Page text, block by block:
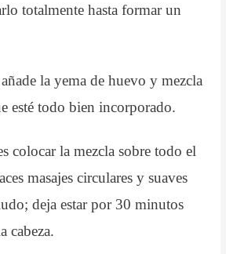
totalmente hasta formar un
la yema de huevo y mezcla
esté todo bien incorporado.
colocar la mezcla sobre todo el
masajes circulares y suaves
deja estar por 30 minutos
cabeza.